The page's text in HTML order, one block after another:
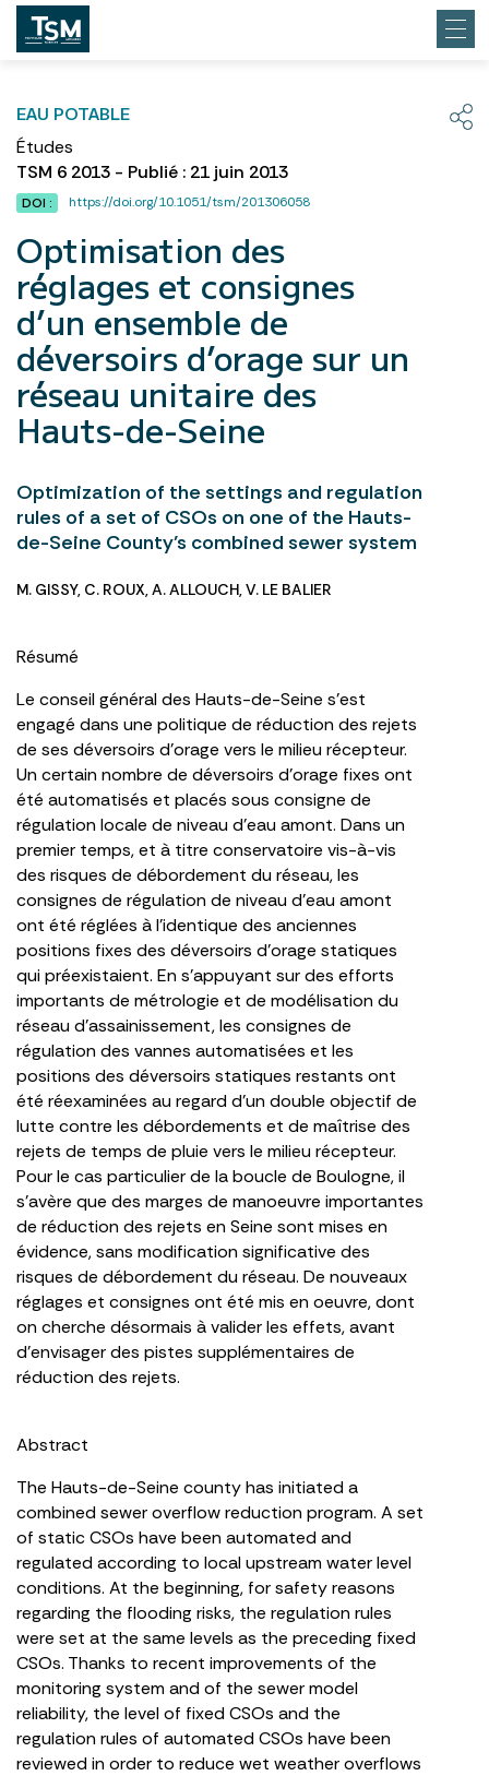
EAU POTABLE
Études
TSM 6 2013 - Publié : 21 juin 2013
DOI : https://doi.org/10.1051/tsm/201306058
Optimisation des
réglages et consignes
d’un ensemble de
déversoirs d’orage sur un
réseau unitaire des
Hauts-de-Seine
Optimization of the settings and regulation
rules of a set of CSOs on one of the Hauts-
de-Seine County’s combined sewer system
M. GISSY, C. ROUX,A. ALLOUCH,V. LE BALIER
Résumé
Le conseil général des Hauts-de-Seine s’est
engagé dans une politique de réduction des rejets
de ses déversoirs d’orage vers le milieu récepteur.
Un certain nombre de déversoirs d’orage fixes ont
été automatisés et placés sous consigne de
régulation locale de niveau d’eau amont. Dans un
premier temps, et à titre conservatoire vis-à-vis
des risques de débordement du réseau, les
consignes de régulation de niveau d’eau amont
ont été réglées à l’identique des anciennes
positions fixes des déversoirs d’orage statiques
qui préexistaient. En s’appuyant sur des efforts
importants de métrologie et de modélisation du
réseau d’assainissement, les consignes de
régulation des vannes automatisées et les
positions des déversoirs statiques restants ont
été réexaminées au regard d’un double objectif de
lutte contre les débordements et de maîtrise des
rejets de temps de pluie vers le milieu récepteur.
Pour le cas particulier de la boucle de Boulogne, il
s’avère que des marges de manoeuvre importantes
de réduction des rejets en Seine sont mises en
évidence, sans modification significative des
risques de débordement du réseau. De nouveaux
réglages et consignes ont été mis en oeuvre, dont
on cherche désormais à valider les effets, avant
d’envisager des pistes supplémentaires de
réduction des rejets.
Abstract
The Hauts-de-Seine county has initiated a
combined sewer overflow reduction program. A set
of static CSOs have been automated and
regulated according to local upstream water level
conditions. At the beginning, for safety reasons
regarding the flooding risks, the regulation rules
were set at the same levels as the preceding fixed
CSOs. Thanks to recent improvements of the
monitoring system and of the sewer model
reliability, the level of fixed CSOs and the
regulation rules of automated CSOs have been
reviewed in order to reduce wet weather overflows